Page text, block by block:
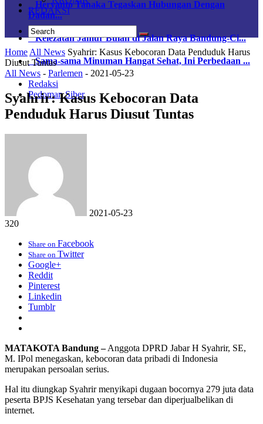
Heryanto Tanaka Tegaskan Hubungan Dengan
Dadan...
Kelezatan Jamur Bulan di Jalan Raya Bandung-Ci...
Sama-sama Minuman Hangat Sehat, Ini Perbedaan ...
Redaksi
Pedoman Siber
REDAKSI
Home All News Syahrir: Kasus Kebocoran Data Penduduk Harus
Diusut Tuntas
All News - Parlemen - 2021-05-23
Syahrir: Kasus Kebocoran Data
Penduduk Harus Diusut Tuntas
2021-05-23
320
Share on Facebook
Share on Twitter
Google+
Reddit
Pinterest
Linkedin
Tumblr
MATAKOTA Bandung –Anggota DPRD Jabar H Syahrir, SE,
M. IPol menegaskan, kebocoran data pribadi di Indonesia
merupakan persoalan serius.
Hal itu diungkap Syahrir menyikapi dugaan bocornya 279 juta data
peserta BPJS Kesehatan yang tersebar dan diperjualbelikan di
internet.